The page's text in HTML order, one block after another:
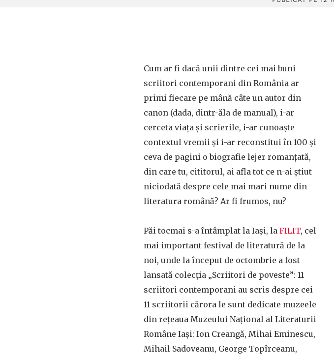
Cum ar fi dacă unii dintre cei mai buni
scriitori contemporani din România ar
primi fiecare pe mână câte un autor din
canon (dada, dintr-ăla de manual), i-ar
cerceta viața și scrierile, i-ar cunoaște
contextul vremii și i-ar reconstitui în 100 și
ceva de pagini o biografie lejer romanțată,
din care tu, cititorul, ai afla tot ce n-ai știut
niciodată despre cele mai mari nume din
literatura română? Ar fi frumos, nu?
Păi tocmai s-a întâmplat la Iași, la FILIT, cel
mai important festival de literatură de la
noi, unde la început de octombrie a fost
lansată colecția „Scriitori de poveste”: 11
scriitori contemporani au scris despre cei
11 scriitorii cărora le sunt dedicate muzeele
din rețeaua Muzeului Național al Literaturii
Române Iași: Ion Creangă, Mihai Eminescu,
Mihail Sadoveanu, George Topîrceanu,